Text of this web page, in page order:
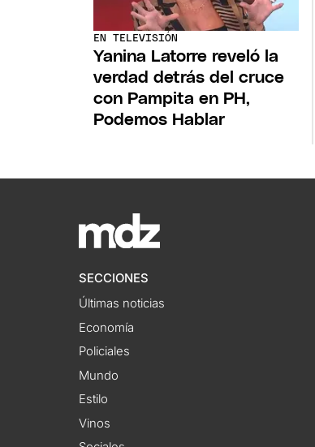
EN TELEVISIÓN
Yanina Latorre reveló la
verdad detrás del cruce
con Pampita en PH,
Podemos Hablar
SECCIONES
Últimas noticias
Economía
Policiales
Mundo
Estilo
Vinos